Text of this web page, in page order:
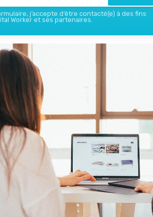
j’accepte d’être contacté(e) à des fins
Worker et ses partenaires.